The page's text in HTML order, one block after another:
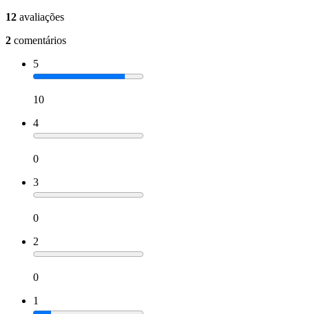
12 avaliações
2 comentários
5
10
4
0
3
0
2
0
1